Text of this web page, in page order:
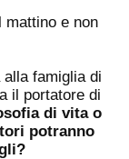
e non
famiglia di
il portatore di
di vita o
potranno